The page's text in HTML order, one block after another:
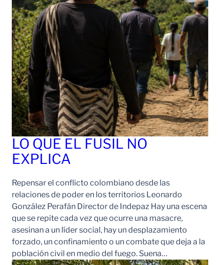
LO QUE EL FUSIL NO
EXPLICA
Repensar el conflicto colombiano desde las
relaciones de poder en los territorios Leonardo
González Perafán Director de Indepaz Hay una escena
que se repite cada vez que ocurre una masacre,
asesinan a un líder social, hay un desplazamiento
forzado, un confinamiento o un combate que deja a la
población civil en medio del fuego. Suena…